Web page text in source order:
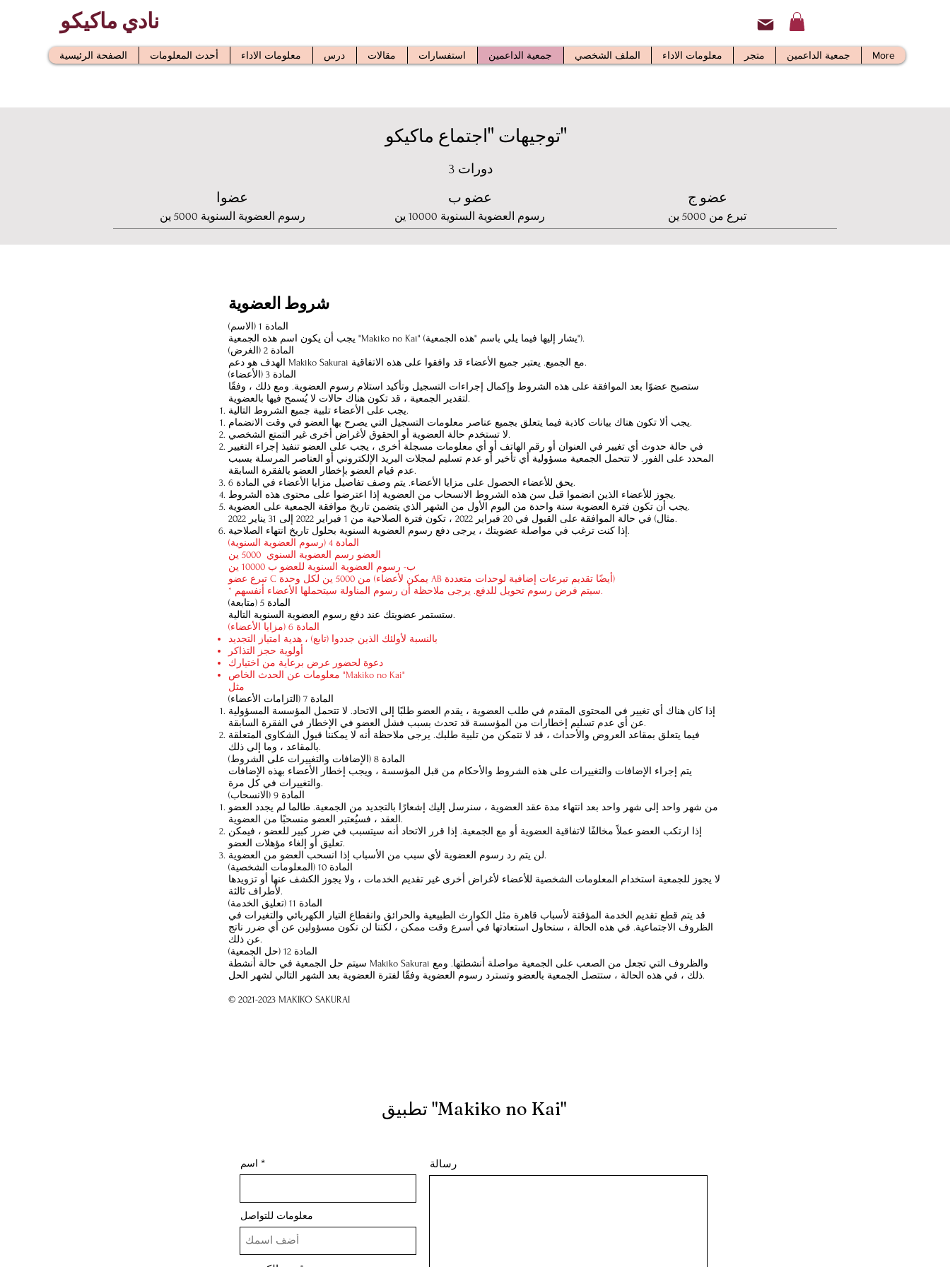
نادي ماكيكو
الصفحة الرئيسية أحدث المعلومات معلومات الاداء درس مقالات استفسارات جمعية الداعمين الملف الشخصي معلومات الاداء متجر جمعية الداعمين More
توجيهات "اجتماع ماكيكو"
عضوا
رسوم العضوية السنوية 5000 ين
عضو ب
رسوم العضوية السنوية 10000 ين
عضو ج
تبرع من 5000 ين
3 دورات
شروط العضوية
المادة 1 (الاسم)
يجب أن يكون اسم هذه الجمعية "Makiko no Kai" (يشار إليها فيما يلي باسم "هذه الجمعية").
المادة 2 (الغرض)
الهدف هو دعم Makiko Sakurai مع الجميع. يعتبر جميع الأعضاء قد وافقوا على هذه الاتفاقية.
المادة 3 (الأعضاء)
ستصبح عضوًا بعد الموافقة على هذه الشروط وإكمال إجراءات التسجيل وتأكيد استلام رسوم العضوية. ومع ذلك ، وفقًا
لتقدير الجمعية ، قد تكون هناك حالات لا يُسمح فيها بالعضوية.
يجب على الأعضاء تلبية جميع الشروط التالية.
يجب ألا تكون هناك بيانات كاذبة فيما يتعلق بجميع عناصر معلومات التسجيل التي يصرح بها العضو في وقت الانضمام.
لا تستخدم حالة العضوية أو الحقوق لأغراض أخرى غير التمتع الشخصي.
في حالة حدوث أي تغيير في العنوان أو رقم الهاتف أو أي معلومات مسجلة أخرى ، يجب على العضو تنفيذ إجراء التغيير
المحدد على الفور. لا تتحمل الجمعية مسؤولية أي تأخير أو عدم تسليم لمجلات البريد الإلكتروني أو العناصر المرسلة بسبب
عدم قيام العضو بإخطار العضو بالفقرة السابقة.
يحق للأعضاء الحصول على مزايا الأعضاء. يتم وصف تفاصيل مزايا الأعضاء في المادة 6.
يجوز للأعضاء الذين انضموا قبل سن هذه الشروط الانسحاب من العضوية إذا اعترضوا على محتوى هذه الشروط.
يجب أن تكون فترة العضوية سنة واحدة من اليوم الأول من الشهر الذي يتضمن تاريخ موافقة الجمعية على العضوية.
مثال) في حالة الموافقة على القبول في 20 فبراير 2022 ، تكون فترة الصلاحية من 1 فبراير 2022 إلى 31 يناير 2022.
إذا كنت ترغب في مواصلة عضويتك ، يرجى دفع رسوم العضوية السنوية بحلول تاريخ انتهاء الصلاحية.
المادة 4 (رسوم العضوية السنوية)
العضو رسم العضوية السنوي 5000 ين
ب- رسوم العضوية السنوية للعضو ب 10000 ين
تبرع عضو C من 5000 ين لكل وحدة (يمكن لأعضاء AB أيضًا تقديم تبرعات إضافية لوحدات متعددة)
* سيتم فرض رسوم تحويل للدفع. يرجى ملاحظة أن رسوم المناولة سيتحملها الأعضاء أنفسهم.
المادة 5 (متابعة)
ستستمر عضويتك عند دفع رسوم العضوية السنوية التالية.
المادة 6 (مزايا الأعضاء)
بالنسبة لأولئك الذين جددوا (تابع) ، هدية امتياز التجديد
أولوية حجز التذاكر
دعوة لحضور عرض برعاية من اختيارك
معلومات عن الحدث الخاص "Makiko no Kai"
مثل
المادة 7 (التزامات الأعضاء)
إذا كان هناك أي تغيير في المحتوى المقدم في طلب العضوية ، يقدم العضو طلبًا إلى الاتحاد. لا تتحمل المؤسسة المسؤولية
عن أي عدم تسليم إخطارات من المؤسسة قد تحدث بسبب فشل العضو في الإخطار في الفقرة السابقة.
فيما يتعلق بمقاعد العروض والأحداث ، قد لا نتمكن من تلبية طلبك. يرجى ملاحظة أنه لا يمكننا قبول الشكاوى المتعلقة
بالمقاعد ، وما إلى ذلك.
المادة 8 (الإضافات والتغييرات على الشروط)
يتم إجراء الإضافات والتغييرات على هذه الشروط والأحكام من قبل المؤسسة ، ويجب إخطار الأعضاء بهذه الإضافات
والتغييرات في كل مرة.
المادة 9 (الانسحاب)
من شهر واحد إلى شهر واحد بعد انتهاء مدة عقد العضوية ، سنرسل إليك إشعارًا بالتجديد من الجمعية. طالما لم يجدد العضو
العقد ، فسيُعتبر العضو منسحبًا من العضوية.
إذا ارتكب العضو عملاً مخالفًا لاتفاقية العضوية أو مع الجمعية. إذا قرر الاتحاد أنه سيتسبب في ضرر كبير للعضو ، فيمكن
تعليق أو إلغاء مؤهلات العضو.
لن يتم رد رسوم العضوية لأي سبب من الأسباب إذا انسحب العضو من العضوية.
المادة 10 (المعلومات الشخصية)
لا يجوز للجمعية استخدام المعلومات الشخصية للأعضاء لأغراض أخرى غير تقديم الخدمات ، ولا يجوز الكشف عنها أو تزويدها
لأطراف ثالثة.
المادة 11 (تعليق الخدمة)
قد يتم قطع تقديم الخدمة المؤقتة لأسباب قاهرة مثل الكوارث الطبيعية والحرائق وانقطاع التيار الكهربائي والتغيرات في
الظروف الاجتماعية. في هذه الحالة ، سنحاول استعادتها في أسرع وقت ممكن ، لكننا لن نكون مسؤولين عن أي ضرر ناتج
عن ذلك.
المادة 12 (حل الجمعية)
سيتم حل الجمعية في حالة أنشطة Makiko Sakurai والظروف التي تجعل من الصعب على الجمعية مواصلة أنشطتها. ومع
ذلك ، في هذه الحالة ، ستتصل الجمعية بالعضو وتسترد رسوم العضوية وفقًا لفترة العضوية بعد الشهر التالي لشهر الحل.
© 2021-2023 MAKIKO SAKURAI
تطبيق "Makiko no Kai"
اسم
معلومات للتواصل
رسالة